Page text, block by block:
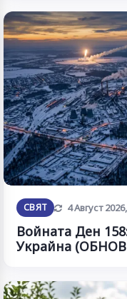
СВЯТ Обновена
4 Август
Войната Ден
Украйна